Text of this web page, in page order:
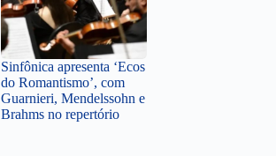
Sinfônica apresenta ‘Ecos
do Romantismo’, com
Guarnieri, Mendelssohn e
Brahms no repertório